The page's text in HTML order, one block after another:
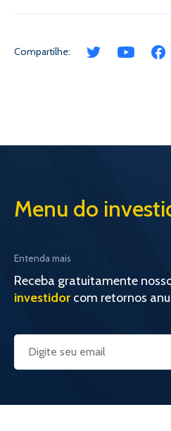
Compartilhe:
Menu do
Entenda mais
Receba gratuitamente
investidor com retornos